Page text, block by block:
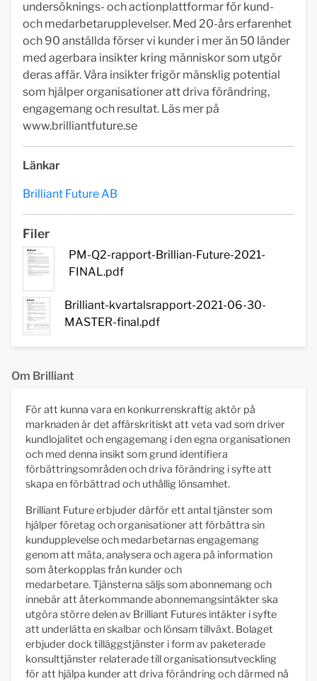
undersöknings- och actionplattformar för kund-
och medarbetarupplevelser. Med 20-års erfarenhet
och 90 anställda förser vi kunder i mer än 50 länder
med agerbara insikter kring människor som utgör
deras affär. Våra insikter frigör mänsklig potential
som hjälper organisationer att driva förändring,
engagemang och resultat. Läs mer på
www.brilliantfuture.se
Länkar
Brilliant Future AB
Filer
PM-Q2-rapport-Brillian-Future-2021-
FINAL.pdf
Brilliant-kvartalsrapport-2021-06-30-
MASTER-final.pdf
Om Brilliant
För att kunna vara en konkurrenskraftig aktör på
marknaden är det affärskritiskt att veta vad som driver
kundlojalitet och engagemang i den egna organisationen
och med denna insikt som grund identifiera
förbättringsområden och driva förändring i syfte att
skapa en förbättrad och uthållig lönsamhet.
Brilliant Future erbjuder därför ett antal tjänster som
hjälper företag och organisationer att förbättra sin
kundupplevelse och medarbetarnas engagemang
genom att mäta, analysera och agera på information
som återkopplas från kunder och
medarbetare. Tjänsterna säljs som abonnemang och
innebär att återkommande abonnemangsintäkter ska
utgöra större delen av Brilliant Futures intäkter i syfte
att underlätta en skalbar och lönsam tillväxt. Bolaget
erbjuder dock tilläggstjänster i form av paketerade
konsulttjänster relaterade till organisationsutveckling
för att hjälpa kunder att driva förändring och därmed nå